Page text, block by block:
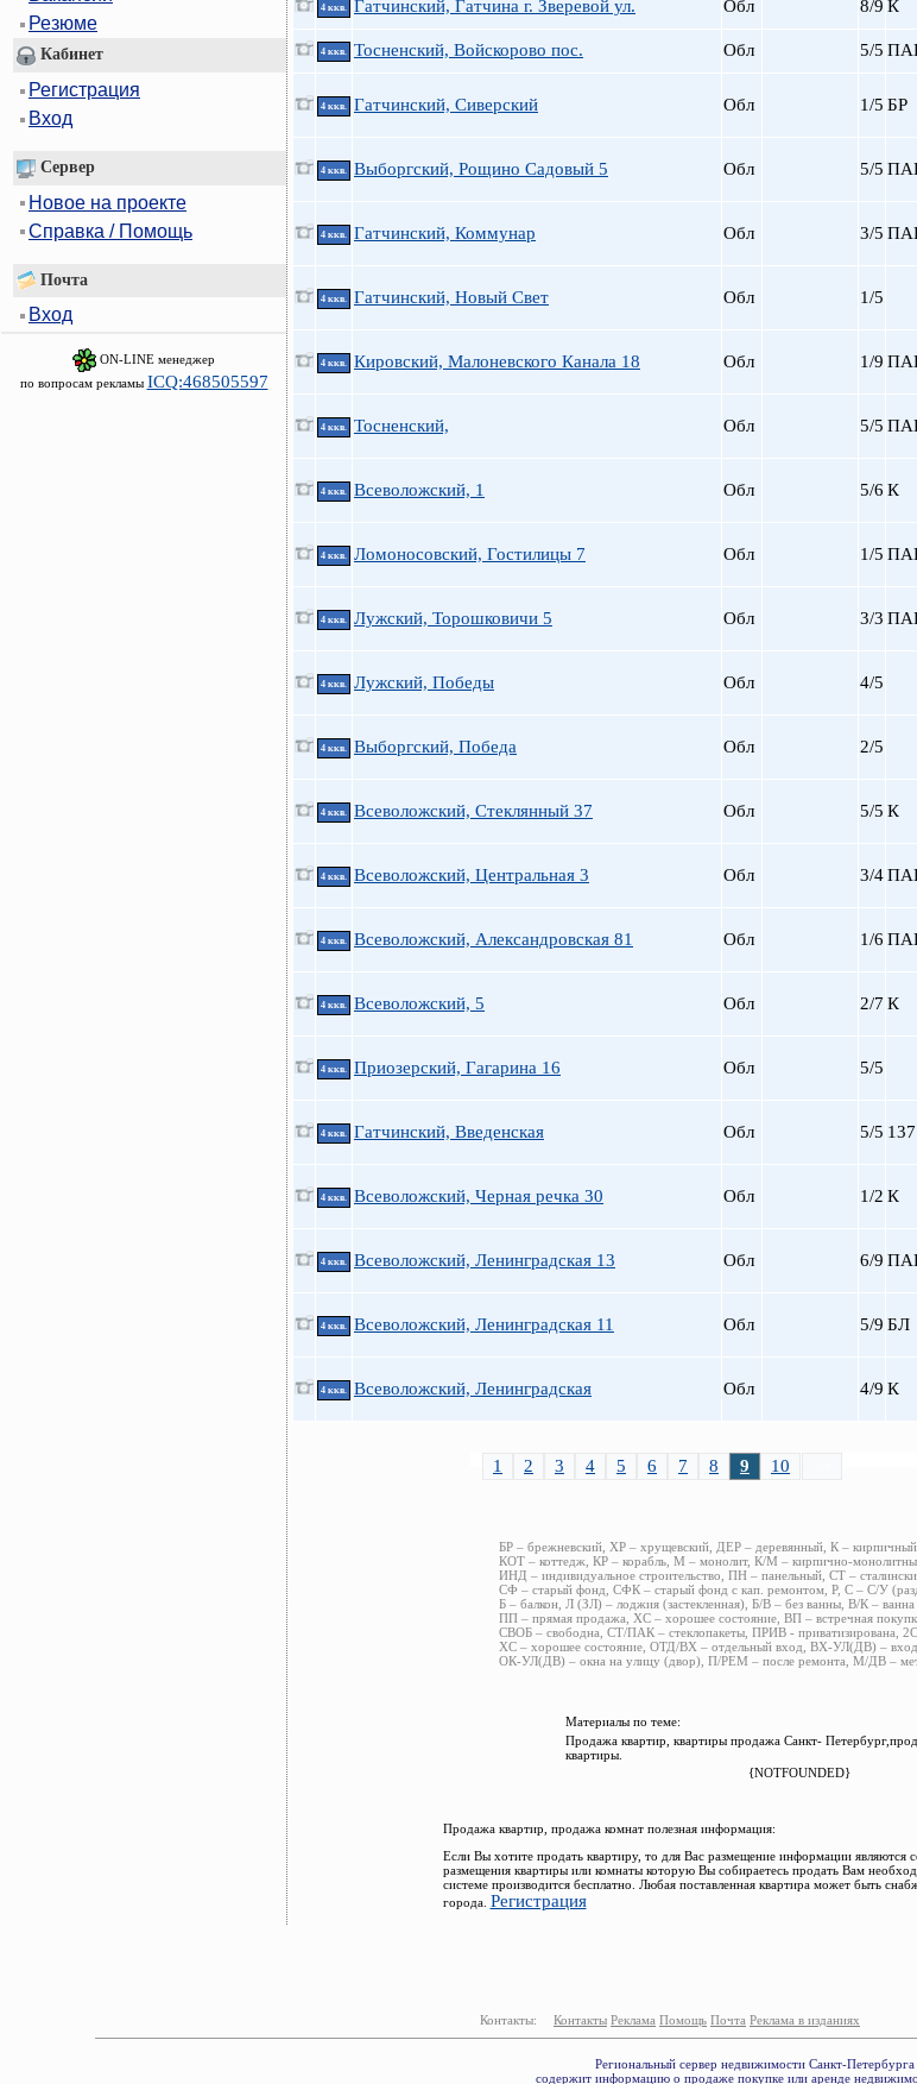
Резюме
Кабинет
Регистрация
Вход
Сервер
Новое на проекте
Справка / Помощь
Почта
Вход
ON-LINE менеджер
по вопросам рекламы ICQ:468505597
4 ккв. Гатчинский, Гатчина г. Зверевой ул. Обл 8/9 К
4 ккв. Тосненский, Войскорово пос. Обл 5/5
4 ккв. Гатчинский, Сиверский Обл 1/5 БР
4 ккв. Выборгский, Рощино Садовый 5 Обл 5/5
4 ккв. Гатчинский, Коммунар Обл 3/5
4 ккв. Гатчинский, Новый Свет Обл 1/5
4 ккв. Кировский, Малоневского Канала 18 Обл 1/9
4 ккв. Тосненский, Обл 5/5
4 ккв. Всеволожский, 1 Обл 5/6 К
4 ккв. Ломоносовский, Гостилицы 7 Обл 1/5
4 ккв. Лужский, Торошковичи 5 Обл 3/3
4 ккв. Лужский, Победы Обл 4/5
4 ккв. Выборгский, Победа Обл 2/5
4 ккв. Всеволожский, Стеклянный 37 Обл 5/5 К
4 ккв. Всеволожский, Центральная 3 Обл 3/4
4 ккв. Всеволожский, Александровская 81 Обл 1/6
4 ккв. Всеволожский, 5 Обл 2/7 К
4 ккв. Приозерский, Гагарина 16 Обл 5/5
4 ккв. Гатчинский, Введенская Обл 5/5 137
4 ккв. Всеволожский, Черная речка 30 Обл 1/2 К
4 ккв. Всеволожский, Ленинградская 13 Обл 6/9
4 ккв. Всеволожский, Ленинградская 11 Обл 5/9 БЛ
4 ккв. Всеволожский, Ленинградская Обл 4/9 К
1 2 3 4 5 6 7 8 9 10
БР – брежневский, ХР – хрущевский, ДЕР – деревянный, К – кирпичный,
КОТ – коттедж, КР – корабль, М – монолит, К/М – кирпично-
ИНД – индивидуальное строительство, ПН – панельный, СТ –
СФ – старый фонд, СФК – старый фонд с кап. ремонтом, Р, С – С/У
Б – балкон, Л (ЗЛ) – лоджия (застекленная), Б/В – без ванны, В/К –
ПП – прямая продажа, ХС – хорошее состояние, ВП – встречная
СВОБ – свободна, СТ/ПАК – стеклопакеты, ПРИВ - приватизирована,
ХС – хорошее состояние, ОТД/ВХ – отдельный вход, ВХ-УЛ(ДВ) – вход
ОК-УЛ(ДВ) – окна на улицу (двор), П/РЕМ – после ремонта, М/ДВ –
Материалы по теме:
Продажа квартир, квартиры продажа Санкт-
квартиры.
{NOTFOUNDED}
Продажа квартир, продажа комнат полезная информация:
Если Вы хотите продать квартиру, то для Вас размещение информации являются
размещения квартиры или комнаты которую Вы собираетесь продать Вам
системе производится бесплатно. Любая поставленная квартира может быть
города. Регистрация
Контакты: Контакты Реклама Помощь Почта Реклама в изданиях
Региональный сервер недвижимости Санкт-
содержит информацию о продаже покупке или аренде